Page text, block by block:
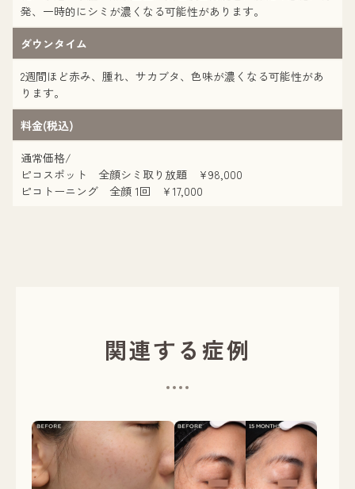
発、一時的にシミが濃くなる可能性があります。
ダウンタイム
2週間ほど赤み、腫れ、サカブタ、色味が濃くなる可能性があ
ります。
料金(税込)
通常価格/
ピコスポット 全顔シミ取り放題 ¥98,000
ピコトーニング 全顔 1回 ¥17,000
関連する症例